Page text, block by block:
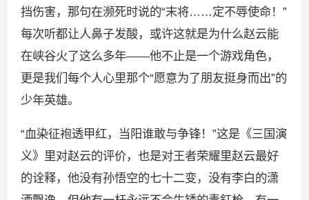
挡伤害，那句在濒死时说的“末将……定不辱使命！”
每次听都让人鼻子发酸，或许这就是为什么赵云能
在峡谷火了这么多年——他不止是一个游戏角色，
更是我们每个人心里那个“愿意为了朋友挺身而出”的
少年英雄。
“血染征袍透甲红，当阳谁敢与争锋！”这是《三国演
义》里对赵云的评价，也是对王者荣耀里赵云最好
的诠释，他没有孙悟空的七十二变，没有李白的潇